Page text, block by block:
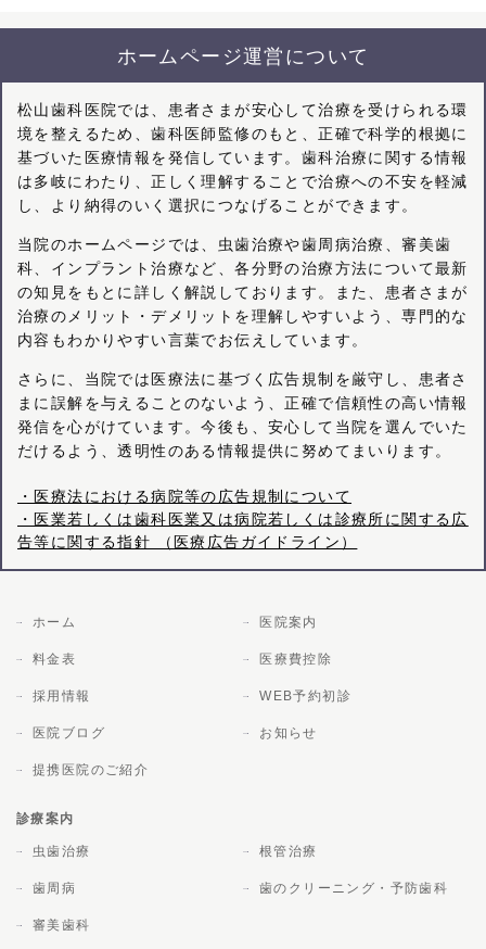
ホームページ運営について
松山歯科医院では、患者さまが安心して治療を受けられる環
境を整えるため、歯科医師監修のもと、正確で科学的根拠に
基づいた医療情報を発信しています。歯科治療に関する情報
は多岐にわたり、正しく理解することで治療への不安を軽減
し、より納得のいく選択につなげることができます。
当院のホームページでは、虫歯治療や歯周病治療、審美歯
科、インプラント治療など、各分野の治療方法について最新
の知見をもとに詳しく解説しております。また、患者さまが
治療のメリット・デメリットを理解しやすいよう、専門的な
内容もわかりやすい言葉でお伝えしています。
さらに、当院では医療法に基づく広告規制を厳守し、患者さ
まに誤解を与えることのないよう、正確で信頼性の高い情報
発信を心がけています。今後も、安心して当院を選んでいた
だけるよう、透明性のある情報提供に努めてまいります。
・医療法における病院等の広告規制について
・医業若しくは歯科医業又は病院若しくは診療所に関する広
告等に関する指針 （医療広告ガイドライン）
ホーム 医院案内
料金表 医療費控除
採用情報 WEB予約初診
医院ブログ お知らせ
提携医院のご紹介
診療案内
虫歯治療 根管治療
歯周病 歯のクリーニング・予防歯科
審美歯科